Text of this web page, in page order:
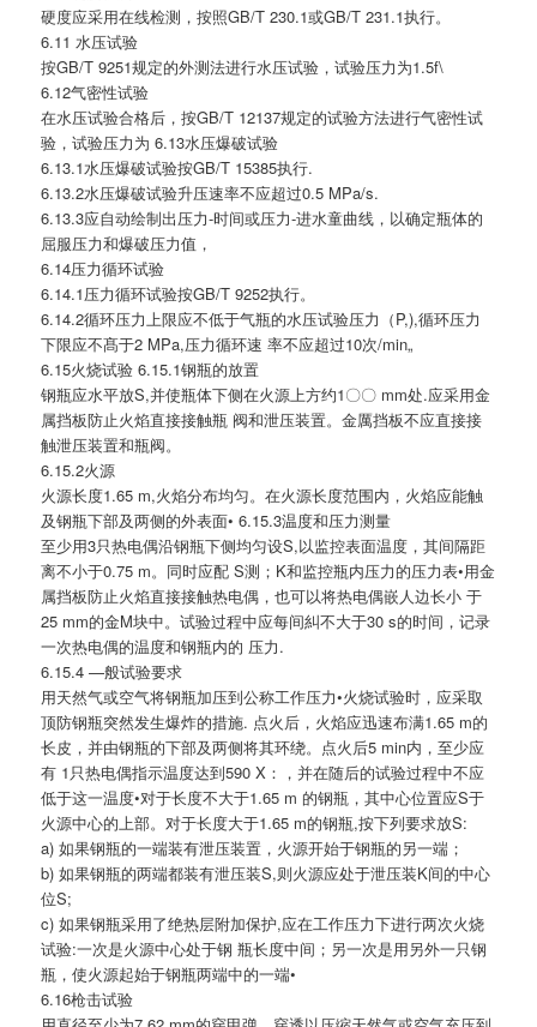
硬度应采用在线检测，按照GB/T 230.1或GB/T 231.1执行。
6.11 水压试验
按GB/T 9251规定的外测法进行水压试验，试验压力为1.5f\
6.12气密性试验
在水压试验合格后，按GB/T 12137规定的试验方法进行气密性试
验，试验压力为 6.13水压爆破试验
6.13.1水压爆破试验按GB/T 15385执行.
6.13.2水压爆破试验升压速率不应超过0.5 MPa/s.
6.13.3应自动绘制出压力-时间或压力-进水童曲线，以确定瓶体的
屈服压力和爆破压力值，
6.14压力循环试验
6.14.1压力循环试验按GB/T 9252执行。
6.14.2循环压力上限应不低于气瓶的水压试验压力（P,),循环压力
下限应不髙于2 MPa,压力循环速 率不应超过10次/min„
6.15火烧试验 6.15.1钢瓶的放置
钢瓶应水平放S,并使瓶体下侧在火源上方约1〇〇 mm处.应采用金
属挡板防止火焰直接接触瓶 阀和泄压装置。金厲挡板不应直接接
触泄压装置和瓶阀。
6.15.2火源
火源长度1.65 m,火焰分布均匀。在火源长度范围内，火焰应能触
及钢瓶下部及两侧的外表面• 6.15.3温度和压力测量
至少用3只热电偶沿钢瓶下侧均匀设S,以监控表面温度，其间隔距
离不小于0.75 m。同时应配 S测；K和监控瓶内压力的压力表•用金
属挡板防止火焰直接接触热电偶，也可以将热电偶嵌人边长小 于
25 mm的金M块中。试验过程中应每间糾不大于30 s的时间，记录
一次热电偶的温度和钢瓶内的 压力.
6.15.4 —般试验要求
用天然气或空气将钢瓶加压到公称工作压力•火烧试验时，应采取
顶防钢瓶突然发生爆炸的措施. 点火后，火焰应迅速布满1.65 m的
长皮，并由钢瓶的下部及两侧将其环绕。点火后5 min内，至少应
有 1只热电偶指示温度达到590 X：，并在随后的试验过程中不应
低于这一温度•对于长度不大于1.65 m 的钢瓶，其中心位置应S于
火源中心的上部。对于长度大于1.65 m的钢瓶,按下列要求放S:
a) 如果钢瓶的一端装有泄压装置，火源开始于钢瓶的另一端；
b) 如果钢瓶的两端都装有泄压装S,则火源应处于泄压装K间的中心
位S;
c) 如果钢瓶采用了绝热层附加保护,应在工作压力下进行两次火烧
试验:一次是火源中心处于钢 瓶长度中间；另一次是用另外一只钢
瓶，使火源起始于钢瓶两端中的一端•
6.16枪击试验